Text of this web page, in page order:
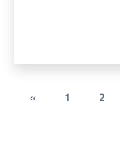
« 1 2